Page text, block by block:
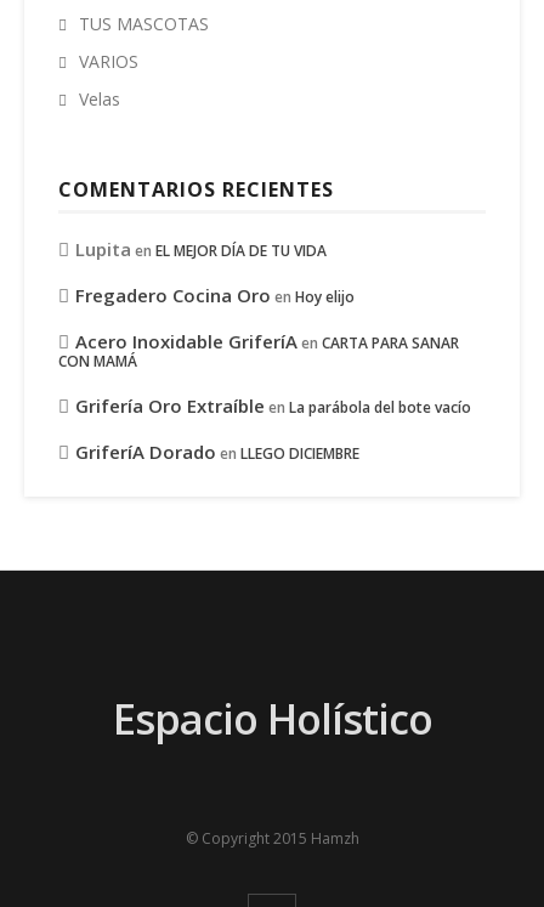
TUS MASCOTAS
VARIOS
Velas
COMENTARIOS RECIENTES
Lupita en EL MEJOR DÍA DE TU VIDA
Fregadero Cocina Oro en Hoy elijo
Acero Inoxidable GriferíAen CARTA PARA SANAR
CON MAMÁ
Grifería Oro Extraíble en La parábola del bote vacío
GriferíA Dorado en LLEGO DICIEMBRE
Espacio Holístico
© Copyright 2015 Hamzh